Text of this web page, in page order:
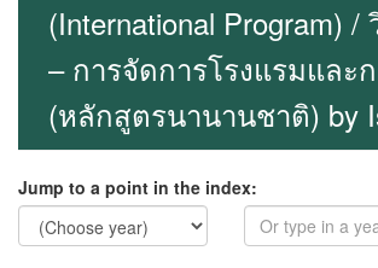
(International Program)
– การจัดการโรงแรมและ
(หลักสูตรนานานชาติ) by
Jump to a point in the index: